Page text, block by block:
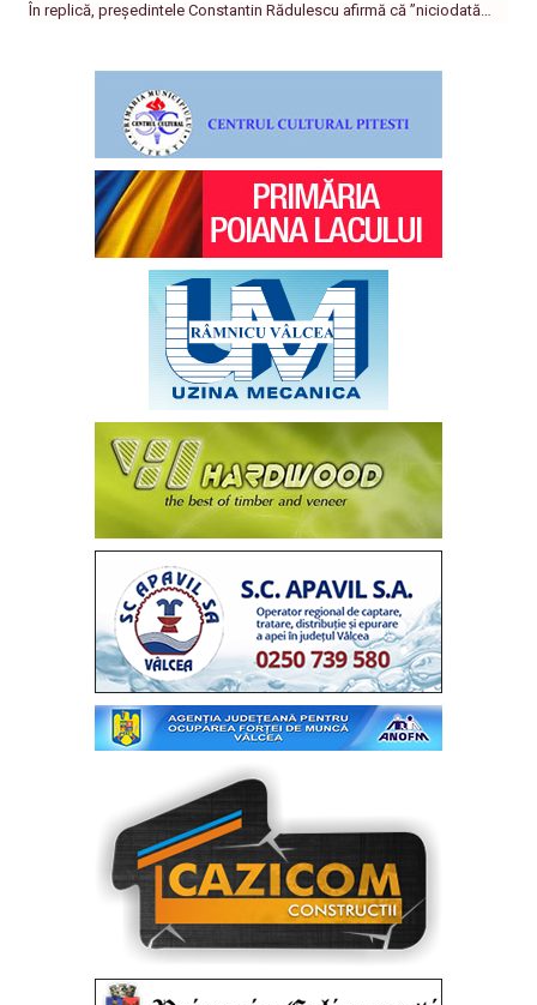
În replică, președintele Constantin Rădulescu afirmă că ”niciodată…